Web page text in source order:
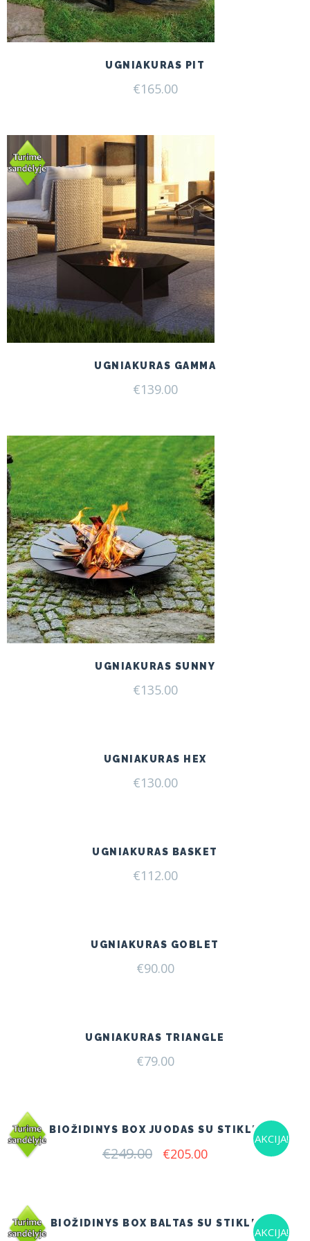
UGNIAKURAS PIT
€165.00
UGNIAKURAS GAMMA
€139.00
UGNIAKURAS SUNNY
€135.00
UGNIAKURAS HEX
€130.00
UGNIAKURAS BASKET
€112.00
UGNIAKURAS GOBLET
€90.00
UGNIAKURAS TRIANGLE
€79.00
AKCIJA!
BIOŽIDINYS BOX JUODAS SU STIKLU
€249.00 Original
€205.00Current
AKCIJA!
BIOŽIDINYS BOX BALTAS SU STIKLU